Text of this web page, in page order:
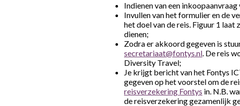
Indienen van een inkoopaanvraag
Invullen van het formulier en de
het doel van de reis. Figuur 1
dienen;
Zodra er akkoord gegeven is
secretariaat@fontys.nl. De reis
Diversity Travel;
Je krijgt bericht van het Fontys
gegeven op het voorstel om de
reisverzekering Fontys in. N.B.
de reisverzekering gezamenlijk